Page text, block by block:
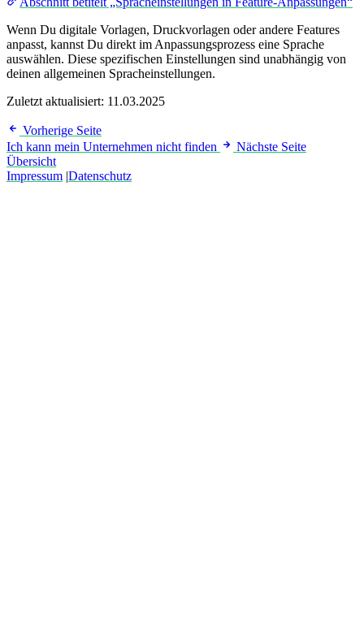
Wenn Du digitale Vorlagen, Druckvorlagen oder andere Features
anpasst, kannst Du direkt im Anpassungsprozess eine Sprache
auswählen. Diese spezifischen Einstellungen sind unabhängig von
deinen allgemeinen Spracheinstellungen.
Zuletzt aktualisiert: 11.03.2025
Vorherige Seite
Ich kann mein Unternehmen nicht finden
Nächste Seite
Übersicht
Impressum |Datenschutz